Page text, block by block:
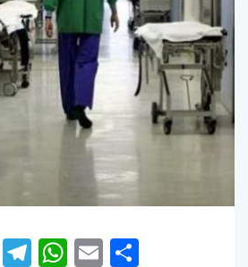
LinkedIn
Telegram
WhatsApp
Email